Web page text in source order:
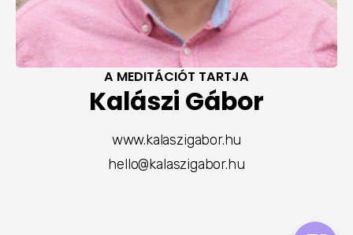
A MEDITÁCIÓT TARTJA
Kalászi Gábor
www.kalaszigabor.hu
hello@kalaszigabor.hu